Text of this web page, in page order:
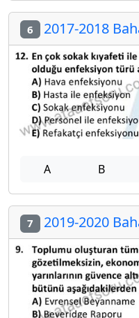
6 2017-2018
A B
7 2019-2020